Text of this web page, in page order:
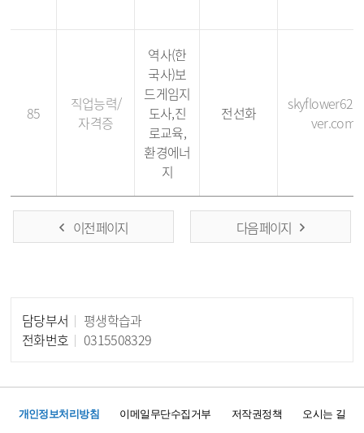
85
직업능력/
자격증
역사(한
국사)보
드게임지
도사,진
로교육,
환경에너
지
전선화
ver.com
이전 페이지 다음 페이지
담당부서
평생학습과
전화번호
0315508329
개인정보처리방침 이메일무단수집거부 저작권정책 오시는 길